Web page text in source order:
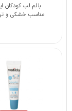
بالم لب کودکان
مناسب خشکی و